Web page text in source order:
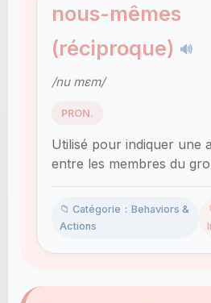
nous-mêmes
(réciproque) 🔊
/nu mɛm/
PRON.
Utilisé pour indiquer une
entre les membres du
📁 Catégorie：Behaviors &
Actions